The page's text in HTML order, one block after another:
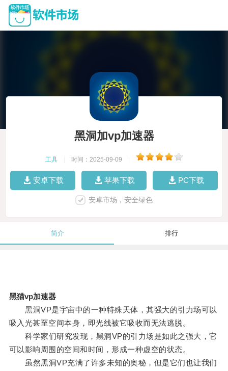
黑洞加vp加速器
工具 时间：2025-09-09
安卓下载 苹果下载 PC下载
安卓市场，安全绿色
简介 排行
黑猫vp加速器
黑洞VP是宇宙中的一种特殊天体，其强大的引力场可以
吸入光甚至空间本身，即光线被它吸收而无法逃脱。
科学家们研究发现，黑洞VP的引力场是如此之强大，它
可以影响周围的空间和时间，形成一种虚空的状态。
虽然黑洞VP充满了许多未知的奥秘，但是它们也让我们